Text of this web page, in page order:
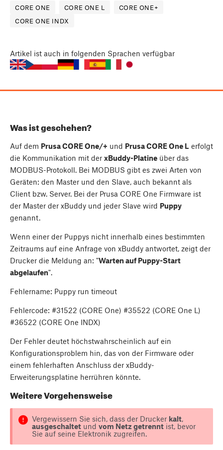
CORE ONE CORE ONE L
CORE ONE+
CORE ONE INDX
Artikel ist auch in folgenden Sprachen verfügbar
Was ist geschehen?
Auf dem Prusa CORE One/+ und Prusa CORE One L erfolgt
die Kommunikation mit der xBuddy-Platine über das
MODBUS-Protokoll. Bei MODBUS gibt es zwei Arten von
Geräten: den Master und den Slave, auch bekannt als
Client bzw. Server. Bei der Prusa CORE One Firmware ist
der Master der xBuddy und jeder Slave wird Puppy
genannt.
Wenn einer der Puppys nicht innerhalb eines bestimmten
Zeitraums auf eine Anfrage von xBuddy antwortet, zeigt der
Drucker die Meldung an: "Warten auf Puppy-Start
abgelaufen".
Fehlername: Puppy run timeout
Fehlercode: #31522 (CORE One) #35522 (CORE One L)
#36522 (CORE One INDX)
Der Fehler deutet höchstwahrscheinlich auf ein
Konfigurationsproblem hin, das von der Firmware oder
einem fehlerhaften Anschluss der xBuddy-
Erweiterungsplatine herrühren könnte.
Weitere Vorgehensweise
Vergewissern Sie sich, dass der Drucker kalt,
ausgeschaltetund vom Netz getrenntist, bevor
Sie auf seine Elektronik zugreifen.